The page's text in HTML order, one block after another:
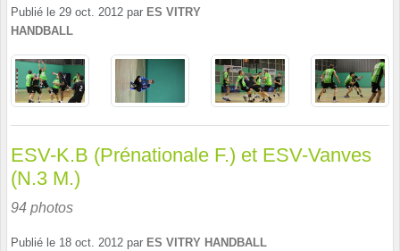
Publié le 29 oct. 2012 par ES VITRY
HANDBALL
ESV-K.B (Prénationale F.) et ESV-Vanves
(N.3 M.)
94 photos
Publié le 18 oct. 2012 par ES VITRY HANDBALL